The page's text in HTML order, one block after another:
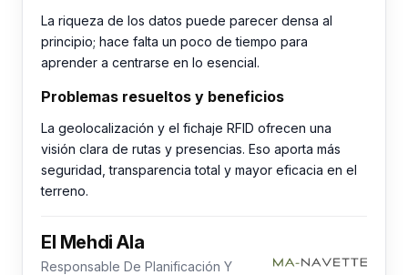
La riqueza de los datos puede parecer densa al
principio; hace falta un poco de tiempo para
aprender a centrarse en lo esencial.
Problemas resueltos y beneficios
La geolocalización y el fichaje RFID ofrecen una
visión clara de rutas y presencias. Eso aporta más
seguridad, transparencia total y mayor eficacia en el
terreno.
El Mehdi Ala
Responsable De Planificación Y